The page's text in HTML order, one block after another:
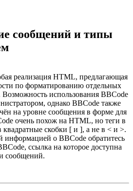
сообщений и типы
реализация HTML, предлагающая
по форматированию отдельных
Возможность использования BBCode
однако BBCode также
на уровне сообщения в форме для
очень похож на HTML, но теги в
квадратные скобки [ и ], а не в < и >.
информацией о BBCode обратитесь
ссылка на которое доступна
сообщений.